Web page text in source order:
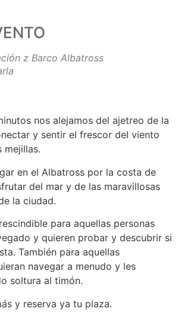
z Barco Albatross
nos alejamos del ajetreo de la
y sentir el frescor del viento
mejillas.
en el Albatross por la costa de
del mar y de las maravillosas
la ciudad.
para aquellas personas
y quieren probar y descubrir si
También para aquellas
navegar a menudo y les
soltura al timón.
y reserva ya tu plaza.